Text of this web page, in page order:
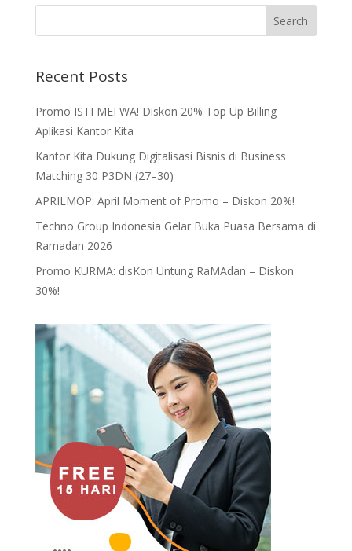
Recent Posts
Promo ISTI MEI WA! Diskon 20% Top Up Billing
Aplikasi Kantor Kita
Kantor Kita Dukung Digitalisasi Bisnis di Business
Matching 30 P3DN (27–30)
APRILMOP: April Moment of Promo – Diskon 20%!
Techno Group Indonesia Gelar Buka Puasa Bersama di
Ramadan 2026
Promo KURMA: disKon Untung RaMAdan – Diskon
30%!